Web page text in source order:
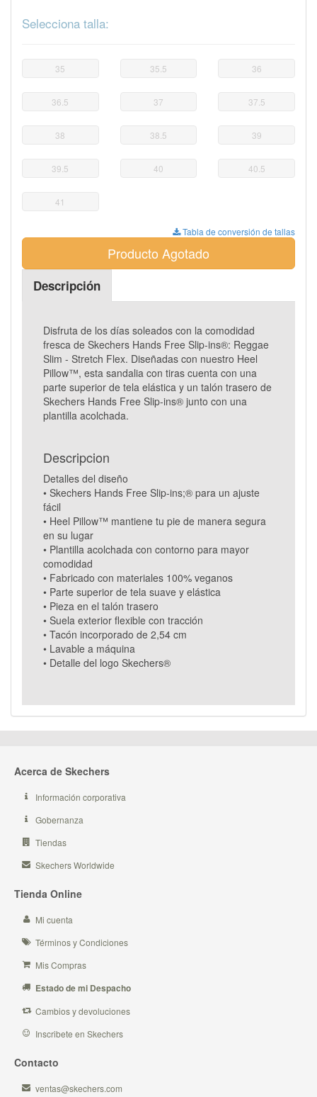
Selecciona talla:
35 35.5 36
36.5 37 37.5
38 38.5 39
39.5 40 40.5
41
Tabla de conversión de tallas
Producto Agotado
Descripción
Disfruta de los días soleados con la comodidad
fresca de Skechers Hands Free Slip-ins®: Reggae
Slim - Stretch Flex. Diseñadas con nuestro Heel
Pillow™, esta sandalia con tiras cuenta con una
parte superior de tela elástica y un talón trasero de
Skechers Hands Free Slip-ins® junto con una
plantilla acolchada.
Descripcion
Detalles del diseño
• Skechers Hands Free Slip-ins;® para un ajuste
fácil
• Heel Pillow™ mantiene tu pie de manera segura
en su lugar
• Plantilla acolchada con contorno para mayor
comodidad
• Fabricado con materiales 100% veganos
• Parte superior de tela suave y elástica
• Pieza en el talón trasero
• Suela exterior flexible con tracción
• Tacón incorporado de 2,54 cm
• Lavable a máquina
• Detalle del logo Skechers®
Acerca de Skechers
Información corporativa
Gobernanza
Tiendas
Skechers Worldwide
Tienda Online
Mi cuenta
Términos y Condiciones
Mis Compras
Estado de mi Despacho
Cambios y devoluciones
Inscribete en Skechers
Contacto
ventas@skechers.com